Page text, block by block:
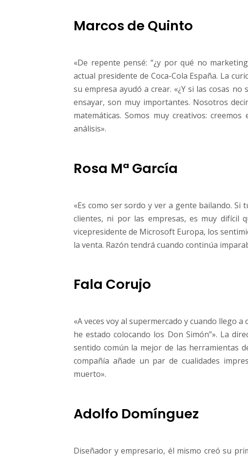
e
s
d
e
a
s
Marcos de Quinto
«De repente pensé: “¿y por qué no
actual presidente de Coca-Cola España. La
su empresa ayudó a crear. «¿Y si las cosas
ensayar, son muy importantes. Nosotros
matemáticas. Somos muy creativos:
análisis».
Rosa Mª García
«Es como ser sordo y ver a gente bailando.
clientes, ni por las empresas, es muy difícil
vicepresidente de Microsoft Europa, los
la venta. Razón tendrá cuando continúa
Fala Corujo
«A veces voy al supermercado y cuando llego
he estado colocando los Don Simón”». La
sentido común la mejor de las herramientas
compañía añade un par de cualidades
muerto».
Adolfo Domínguez
Diseñador y empresario, él mismo creó su